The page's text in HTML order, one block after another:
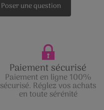
Poser une question
Paiement sécurisé
Paiement en ligne 100%
sécurisé. Réglez vos achats
en toute sérénité